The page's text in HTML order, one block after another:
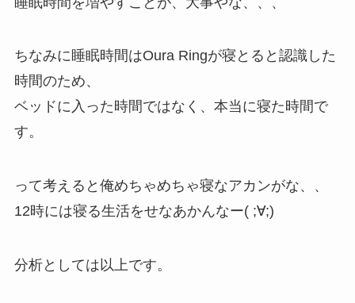
ちなみに睡眠時間はOura Ringが寝とると認識した
時間のため、
ベッドに入った時間ではなく、本当に寝た時間で
す。
って考えると俺めちゃめちゃ寝なアカンがな、、
12時には寝る生活をせなあかんなー( ;∀;)
分析としては以上です。